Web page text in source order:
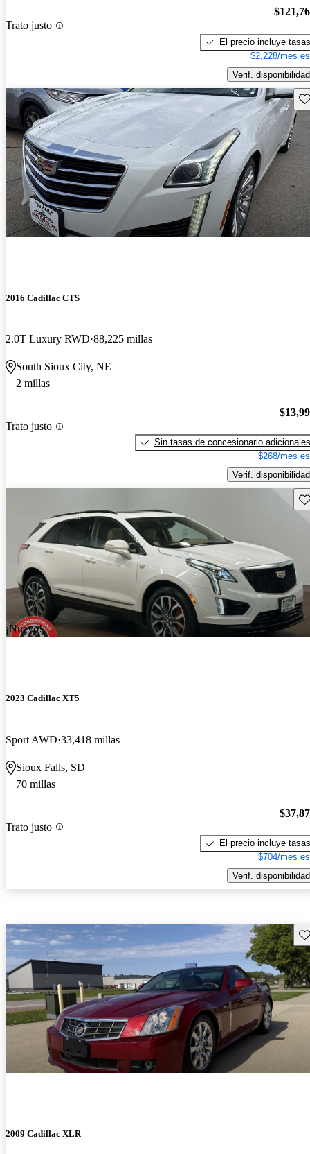
Trato justo
El precio incluye tasas
$2,228/mes
Verif. disponibilidad
2016 Cadillac CTS
2.0T Luxury RWD 88,225 millas
South Sioux City, NE
2 millas
Trato justo
Sin tasas de concesionario adicionales
$268/mes
Verif. disponibilidad
¡Nuevo!
2023 Cadillac XT5
Sport AWD 33,418 millas
Sioux Falls, SD
70 millas
Trato justo
El precio incluye tasas
$704/mes
Verif. disponibilidad
2009 Cadillac XLR